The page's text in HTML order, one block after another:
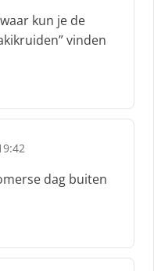
kun je de
vinden
dag buiten